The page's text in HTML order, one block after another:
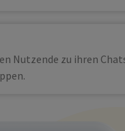
Nutzende zu ihren